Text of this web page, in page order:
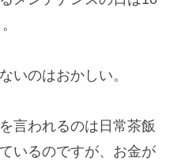
いのはおかしい。
言われるのは日常茶飯
いるのですが、お金が